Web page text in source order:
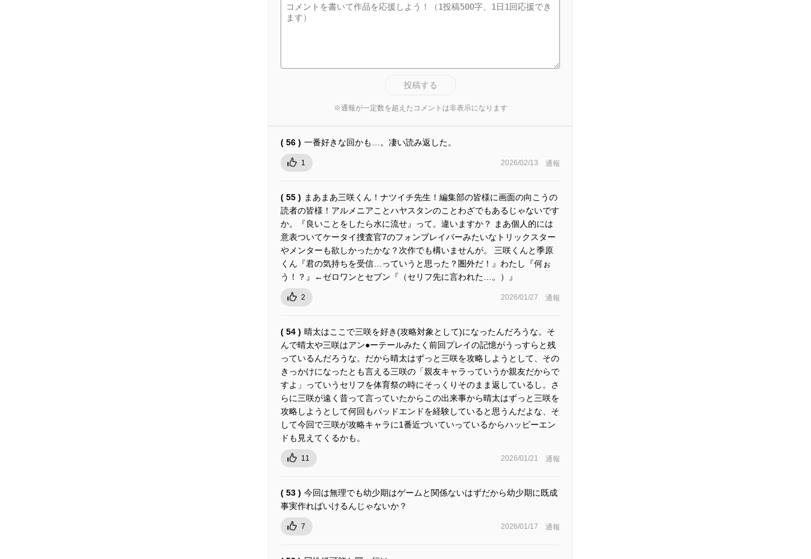
投稿する
※通報が一定数を超えたコメントは非表示になります
( 56 ) 一番好きな回かも…。凄い読み返した。
1 2026/02/13 通報
( 55 ) まあまあ三咲くん！ナツイチ先生！編集部の皆様に画面の向こうの
読者の皆様！アルメニアことハヤスタンのことわざでもあるじゃないです
か。『良いことをしたら水に流せ』って。違いますか？ まあ個人的には
意表ついてケータイ捜査官7のフォンブレイバーみたいなトリックスター
やメンターも欲しかったかな？次作でも構いませんが。 三咲くんと季原
くん『君の気持ちを受信…っていうと思った？圏外だ！』わたし『何ぉ
う！？』←ゼロワンとセブン『（セリフ先に言われた…。）』
2 2026/01/27 通報
( 54 ) 晴太はここで三咲を好き(攻略対象として)になったんだろうな。そ
んで晴太や三咲はアン●ーテールみたく前回プレイの記憶がうっすらと残
っているんだろうな。だから晴太はずっと三咲を攻略しようとして、その
きっかけになったとも言える三咲の「親友キャラっていうか親友だからで
すよ」っていうセリフを体育祭の時にそっくりそのまま返しているし。さ
らに三咲が遠く昔って言っていたからこの出来事から晴太はずっと三咲を
攻略しようとして何回もバッドエンドを経験していると思うんだよな、そ
して今回で三咲が攻略キャラに1番近づいていっているからハッピーエン
ドも見えてくるかも。
11 2026/01/21 通報
( 53 ) 今回は無理でも幼少期はゲームと関係ないはずだから幼少期に既成
事実作ればいけるんじゃないか？
7 2026/01/17 通報